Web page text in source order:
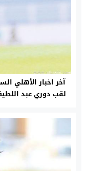
آخر اخبار الأهلي
لقب دوري عبد